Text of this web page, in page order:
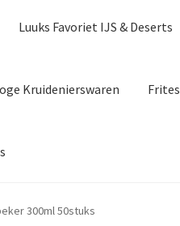
Luuks Favoriet IJS & Deserts
Kruidenierswaren Frites
300ml 50stuks